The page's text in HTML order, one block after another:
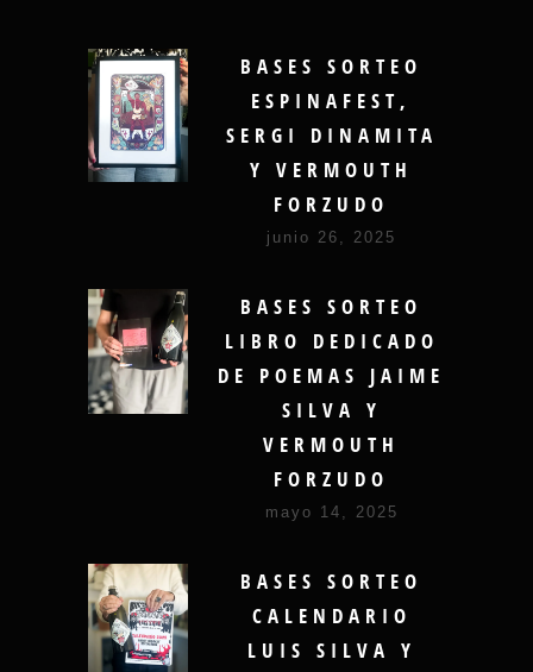
BASES SORTEO
ESPINAFEST,
SERGI DINAMITA
Y VERMOUTH
FORZUDO
junio 26, 2025
BASES SORTEO
LIBRO DEDICADO
DE POEMAS JAIME
SILVA Y
VERMOUTH
FORZUDO
mayo 14, 2025
BASES SORTEO
CALENDARIO
LUIS SILVA Y